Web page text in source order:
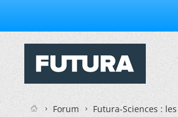
Forum Futura-Sciences :